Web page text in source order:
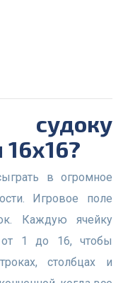
Игровое поле
Каждую ячейку
от 1 до 16, чтобы
столбцах и